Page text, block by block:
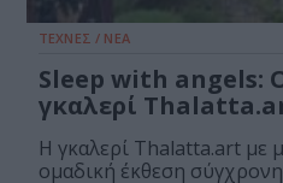
ΤΕΧΝΕΣ / ΝΕΑ
Sleep with angels:
γκαλερί
Η γκαλερί Thalatta.art με
ομαδική έκθεση